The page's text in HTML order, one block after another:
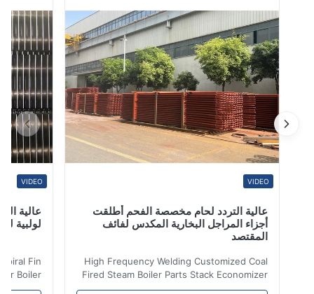
المزعنف ، ودرجة الحرارة العالية والضغط العالي وفي
جو تآكل ، وهذا يتطلب ...
عالية التردد لحام مخصصة الفحم أطلقت
أجزاء المراجل البخارية المكدس لفائف
المقتصد
High Frequency Welding Customized Coal
Fired Steam Boiler Parts Stack Economizer
Coil Boiler economizer Boiler Economizer is
عالية
لولبية لنقل
Spiral Fin
Boiler
is the